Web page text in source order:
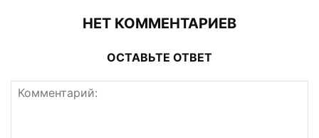
НЕТ КОММЕНТАРИЕВ
ОСТАВЬТЕ ОТВЕТ